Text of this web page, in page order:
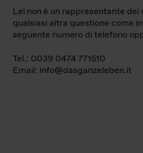
Lei non è un rappresentante
qualsiasi altra questione come
seguente numero di telefono
Tel.: 0039 0474 771510
Email: info@dasganzeleben.it